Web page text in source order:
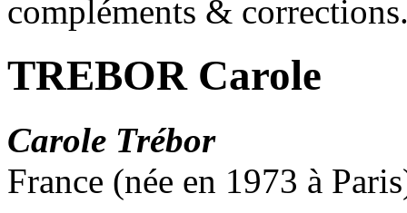
compléments &
TREBOR Carole
Carole Trébor
France (née en 1973 à